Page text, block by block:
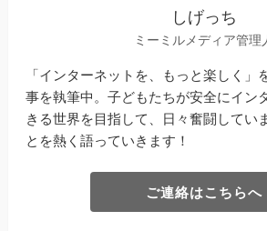
しげっち
ミーミルメディア管理
「インターネットを、もっと楽しく」
事を執筆中。子どもたちが安全にイン
きる世界を目指して、日々奮闘してい
とを熱く語っていきます！
ご連絡はこちらへ